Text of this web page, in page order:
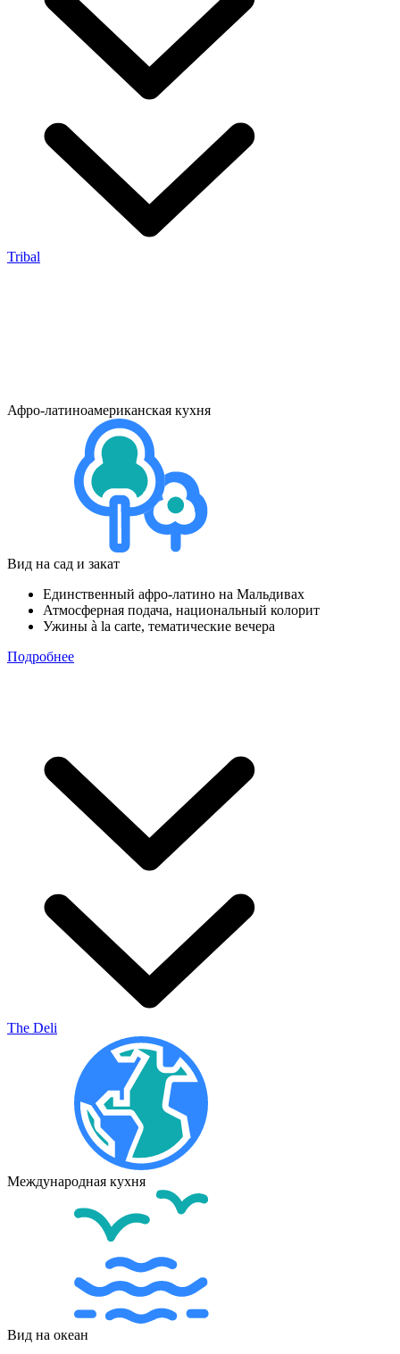
Tribal
Афро-латиноамериканская кухня
Вид на сад и закат
Единственный афро-латино на Мальдивах
Атмосферная подача, национальный колорит
Ужины à la carte, тематические вечера
Подробнее
The Deli
Международная кухня
Вид на океан